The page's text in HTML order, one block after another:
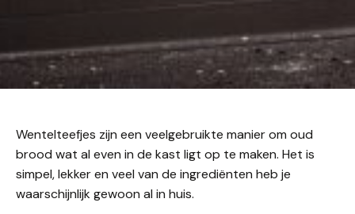
Wentelteefjes zijn een veelgebruikte manier om oud
brood wat al even in de kast ligt op te maken. Het is
simpel, lekker en veel van de ingrediënten heb je
waarschijnlijk gewoon al in huis.